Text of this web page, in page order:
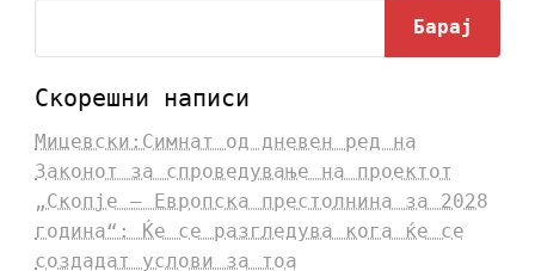
Барај
Скорешни написи
Мицевски:Симнат од дневен ред на
Законот за спроведување на проектот
„Скопје – Европска престолнина за 2028
година“: Ќе се разгледува кога ќе се
создадат услови за тоа